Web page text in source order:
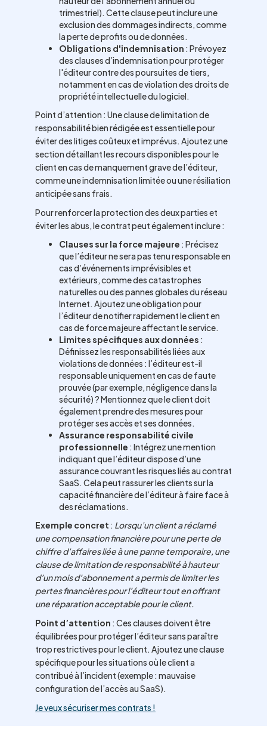
trimestriel). Cette clause peut inclure une
exclusion des dommages indirects, comme
la perte de profits ou de données.
Obligations d'indemnisation : Prévoyez
des clauses d’indemnisation pour protéger
l'éditeur contre des poursuites de tiers,
notamment en cas de violation des droits de
propriété intellectuelle du logiciel.
Point d’attention : Une clause de limitation de
responsabilité bien rédigée est essentielle pour
éviter des litiges coûteux et imprévus. Ajoutez une
section détaillant les recours disponibles pour le
client en cas de manquement grave de l’éditeur,
comme une indemnisation limitée ou une résiliation
anticipée sans frais.
Pour renforcer la protection des deux parties et
éviter les abus, le contrat peut également inclure :
Clauses sur la force majeure : Précisez
que l’éditeur ne sera pas tenu responsable en
cas d’événements imprévisibles et
extérieurs, comme des catastrophes
naturelles ou des pannes globales du réseau
Internet. Ajoutez une obligation pour
l’éditeur de notifier rapidement le client en
cas de force majeure affectant le service.
Limites spécifiques aux données :
Définissez les responsabilités liées aux
violations de données : l’éditeur est-il
responsable uniquement en cas de faute
prouvée (par exemple, négligence dans la
sécurité) ? Mentionnez que le client doit
également prendre des mesures pour
protéger ses accès et ses données.
Assurance responsabilité civile
professionnelle : Intégrez une mention
indiquant que l’éditeur dispose d’une
assurance couvrant les risques liés au contrat
SaaS. Cela peut rassurer les clients sur la
capacité financière de l’éditeur à faire face à
des réclamations.
Exemple concret : Lorsqu’un client a réclamé
une compensation financière pour une perte de
chiffre d’affaires liée à une panne temporaire, une
clause de limitation de responsabilité à hauteur
d’un mois d’abonnement a permis de limiter les
pertes financières pour l’éditeur tout en offrant
une réparation acceptable pour le client.
Point d’attention : Ces clauses doivent être
équilibrées pour protéger l’éditeur sans paraître
trop restrictives pour le client. Ajoutez une clause
spécifique pour les situations où le client a
contribué à l’incident (exemple : mauvaise
configuration de l’accès au SaaS).
Je veux sécuriser mes contrats !